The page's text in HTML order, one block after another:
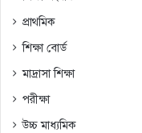
প্রাথমিক
শিক্ষা বোর্ড
মাদ্রাসা শিক্ষা
পরীক্ষা
উচ্চ মাধ্যমিক